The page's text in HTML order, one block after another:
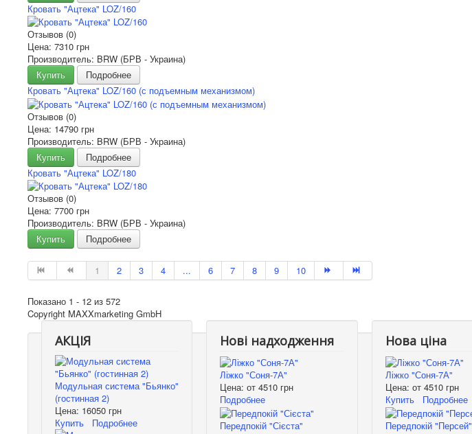
Кровать "Ацтека" LOZ/160
Отзывов (0)
Цена: 7310 грн
Производитель: BRW (БРВ - Украина)
Купить
Подробнее
Кровать "Ацтека" LOZ/160 (с подъемным механизмом)
Отзывов (0)
Цена: 14790 грн
Производитель: BRW (БРВ - Украина)
Купить
Подробнее
Кровать "Ацтека" LOZ/180
Отзывов (0)
Цена: 7700 грн
Производитель: BRW (БРВ - Украина)
Купить
Подробнее
1 2 3 4 ... 6 7 8 9 10
Показано 1 - 12 из 572
Copyright MAXXmarketing GmbH
АКЦІЯ
Модульная система "Бьянко"
(гостинная 2)
Цена: 16050 грн
Купить
Подробнее
Нові надходження
Ліжко "Соня-7А"
Цена: от4510 грн
Подробнее
Передпокій "Сієста"
Нова ціна
Ліжко "Соня-7А"
Цена: от 4510 грн
Купить
Подробнее
Передпокій "Персей"